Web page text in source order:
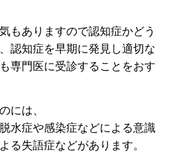
もありますので認知症かどう
認知症を早期に発見し適切な
専門医に受診することをおす
には、
水症や感染症などによる意識
る失語症などがあります。